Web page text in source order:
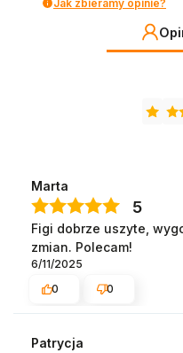
Jak zbieramy opinie?
Marta
5
Figi dobrze uszyte,
zmian. Polecam!
6/11/2025
0
0
Patrycja